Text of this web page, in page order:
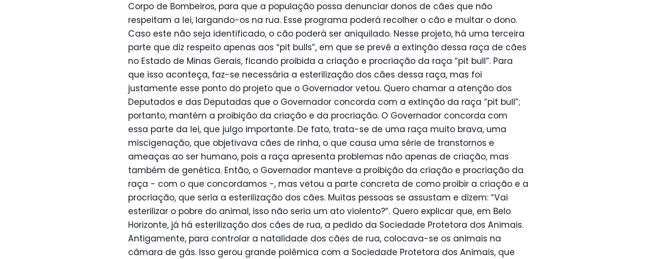
Corpo de Bombeiros, para que a população possa denunciar donos de cães que não
respeitam a lei, largando-os na rua. Esse programa poderá recolher o cão e multar o dono.
Caso este não seja identificado, o cão poderá ser aniquilado. Nesse projeto, há uma terceira
parte que diz respeito apenas aos “pit bulls”, em que se prevê a extinção dessa raça de cães
no Estado de Minas Gerais, ficando proibida a criação e procriação da raça “pit bull”. Para
que isso aconteça, faz-se necessária a esterilização dos cães dessa raça, mas foi
justamente esse ponto do projeto que o Governador vetou. Quero chamar a atenção dos
Deputados e das Deputadas que o Governador concorda com a extinção da raça “pit bull”;
portanto, mantém a proibição da criação e da procriação. O Governador concorda com
essa parte da lei, que julgo importante. De fato, trata-se de uma raça muito brava, uma
miscigenação, que objetivava cães de rinha, o que causa uma série de transtornos e
ameaças ao ser humano, pois a raça apresenta problemas não apenas de criação, mas
também de genética. Então, o Governador manteve a proibição da criação e procriação da
raça - com o que concordamos -, mas vetou a parte concreta de como proibir a criação e a
procriação, que seria a esterilização dos cães. Muitas pessoas se assustam e dizem: “Vai
esterilizar o pobre do animal, isso não seria um ato violento?”. Quero explicar que, em Belo
Horizonte, já há esterilização dos cães de rua, a pedido da Sociedade Protetora dos Animais.
Antigamente, para controlar a natalidade dos cães de rua, colocava-se os animais na
câmara de gás. Isso gerou grande polêmica com a Sociedade Protetora dos Animais, que